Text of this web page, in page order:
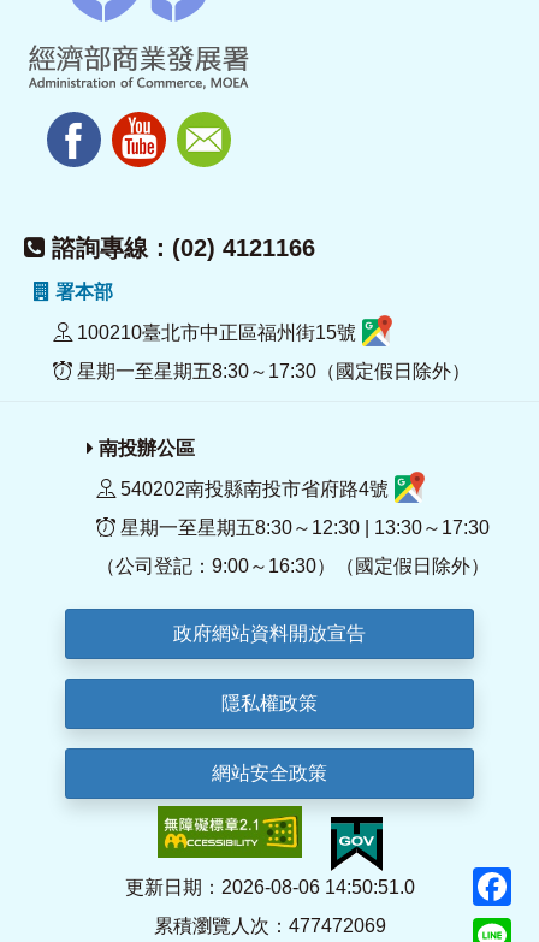
諮詢專線：(02) 4121166
署本部
100210臺北市中正區福州街15號
星期一至星期五8:30～17:30（國定假日除外）
南投辦公區
540202南投縣南投市省府路4號
星期一至星期五8:30～12:30 | 13:30～17:30
（公司登記：9:00～16:30）（國定假日除外）
政府網站資料開放宣告
隱私權政策
網站安全政策
更新日期：2026-08-06 14:50:51.0
累積瀏覽人次：477472069